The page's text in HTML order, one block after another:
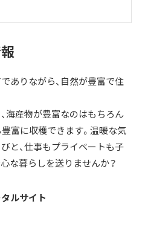
ありながら、自然が豊富で住
海産物が豊富なのはもちろん
豊富に収穫できます。温暖な気
と、仕事もプライベートも子
な暮らしを送りませんか？
ルサイト